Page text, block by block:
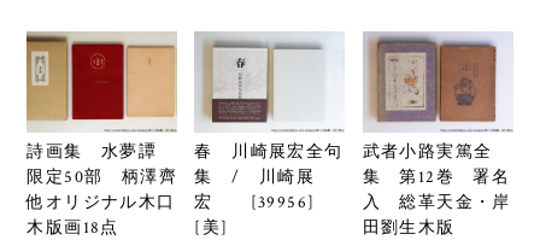
詩画集 水夢譚
限定50部 柄澤齊
他オリジナル木口
木版画18点
春 川崎展宏全句
集 / 川崎展
宏 [39956]
[美]
武者小路実篤全
集 第12巻 署名
入 総革天金・岸
田劉生木版